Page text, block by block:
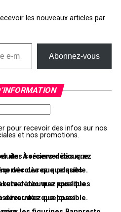
les nouveaux articles par
Abonnez-vous
pour recevoir des infos sur nos
et nos promotions.